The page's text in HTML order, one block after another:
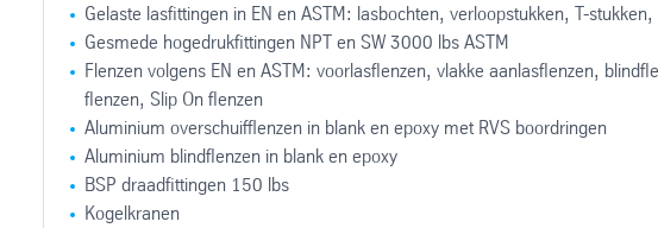
Gelaste lasfittingen in EN en ASTM: lasbochten, verloopstukken, T-
Gesmede hogedrukfittingen NPT en SW 3000 lbs ASTM
Flenzen volgens EN en ASTM: voorlasflenzen, vlakke aanlasflenzen,
flenzen, Slip On flenzen
Aluminium overschuifflenzen in blank en epoxy met RVS boordringen
Aluminium blindflenzen in blank en epoxy
BSP draadfittingen 150 lbs
Kogelkranen